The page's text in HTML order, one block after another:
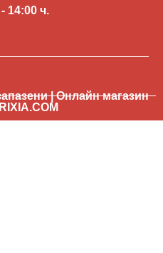
14:00 ч.
| Онлайн магазин